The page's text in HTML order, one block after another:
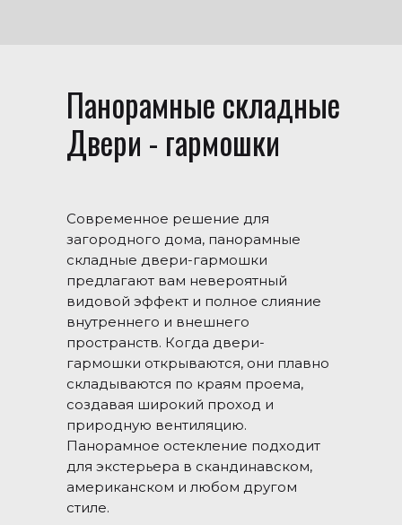
Панорамные складные
Двери - гармошки
Современное решение для
загородного дома, панорамные
складные двери-гармошки
предлагают вам невероятный
видовой эффект и полное слияние
внутреннего и внешнего
пространств. Когда двери-
гармошки открываются, они плавно
складываются по краям проема,
создавая широкий проход и
природную вентиляцию.
Панорамное остекление подходит
для экстерьера в скандинавском,
американском и любом другом
стиле.